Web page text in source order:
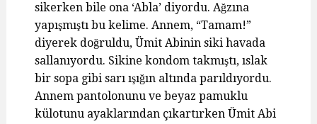
sikerken bile ona ‘Abla’ diyordu. Ağzına
yapışmıştı bu kelime. Annem, “Tamam!”
diyerek doğruldu, Ümit Abinin siki havada
sallanıyordu. Sikine kondom takmıştı, ıslak
bir sopa gibi sarı ışığın altında parıldıyordu.
Annem pantolonunu ve beyaz pamuklu
külotunu ayaklarından çıkartırken Ümit Abi